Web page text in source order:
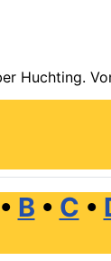
Huchting.
• B • C •